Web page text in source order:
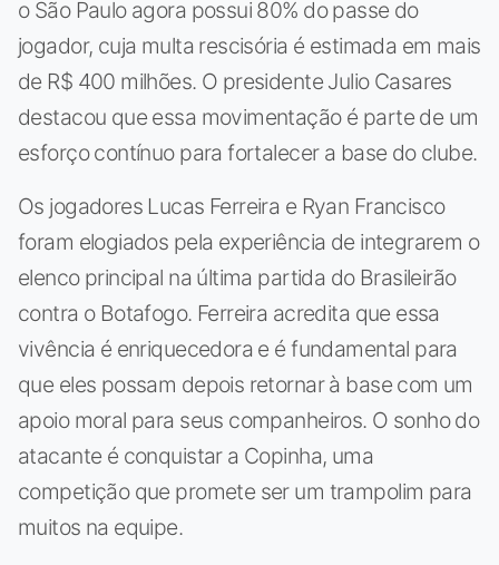
o São Paulo agora possui 80% do passe do
jogador, cuja multa rescisória é estimada em mais
de R$ 400 milhões. O presidente Julio Casares
destacou que essa movimentação é parte de um
esforço contínuo para fortalecer a base do clube.
Os jogadores Lucas Ferreira e Ryan Francisco
foram elogiados pela experiência de integrarem o
elenco principal na última partida do Brasileirão
contra o Botafogo. Ferreira acredita que essa
vivência é enriquecedora e é fundamental para
que eles possam depois retornar à base com um
apoio moral para seus companheiros. O sonho do
atacante é conquistar a Copinha, uma
competição que promete ser um trampolim para
muitos na equipe.